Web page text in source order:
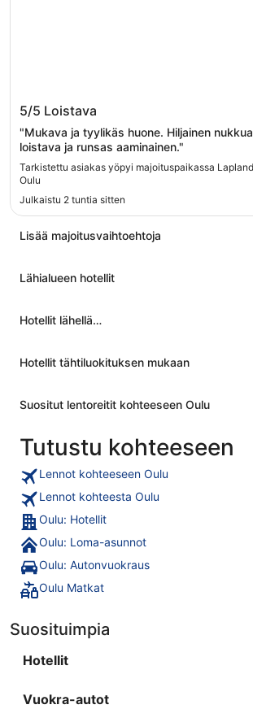
Lapland Hotels Oulu
5/5 Loistava
"Mukava ja tyylikäs huone. Hiljainen
loistava ja runsas aaminainen."
Tarkistettu asiakas yöpyi majoituspaikassa
Oulu
Julkaistu 2 tuntia sitten
Lisää majoitusvaihtoehtoja
Lähialueen hotellit
Hotellit lähellä…
Hotellit tähtiluokituksen mukaan
Suositut lentoreitit kohteeseen Oulu
Tutustu kohteeseen
Lennot kohteeseen Oulu
Lennot kohteesta Oulu
Oulu: Hotellit
Oulu: Loma-asunnot
Oulu: Autonvuokraus
Oulu Matkat
Suosituimpia
Hotellit
Vuokra-autot